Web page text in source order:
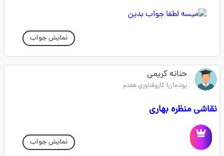
نمایش جواب
حنانه کریمی
پودمان1 کاروفناوری هفتم
نقاشی منظره بهاری
نمایش جواب